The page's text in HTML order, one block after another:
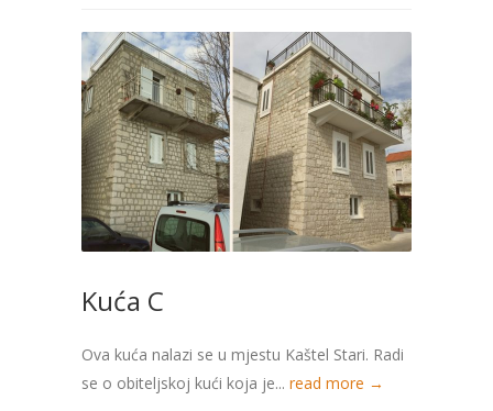
Kuća C
Ova kuća nalazi se u mjestu Kaštel Stari. Radi
se o obiteljskoj kući koja je... read more →